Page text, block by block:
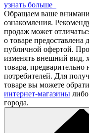
узнать больше
Обращаем ваше
ознакомления.
продаж может
о товаре предоставлена
публичной офертой.
изменять внешний вид,
товара,
потребителей. Для
товаре вы можете
интернет-магазины
города.